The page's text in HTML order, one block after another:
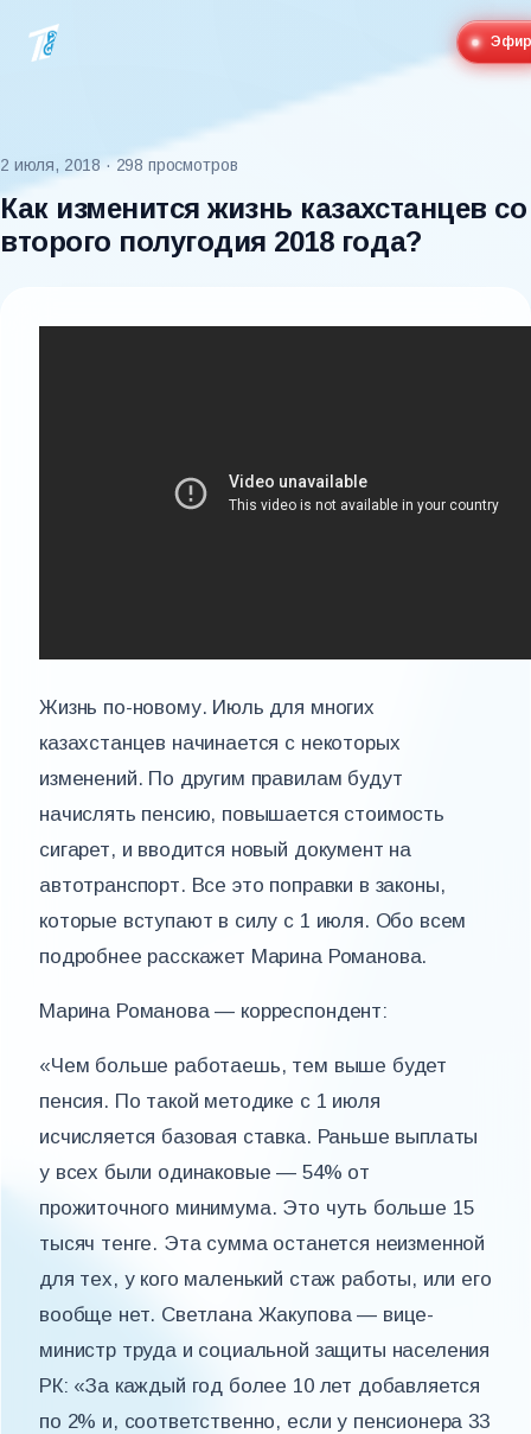
Эфир
2 июля, 2018 · 298 просмотров
Как изменится жизнь казахстанцев со
второго полугодия 2018 года?
Жизнь по-новому. Июль для многих
казахстанцев начинается с некоторых
изменений. По другим правилам будут
начислять пенсию, повышается стоимость
сигарет, и вводится новый документ на
автотранспорт. Все это поправки в законы,
которые вступают в силу с 1 июля. Обо всем
подробнее расскажет Марина Романова.
Марина Романова — корреспондент:
«Чем больше работаешь, тем выше будет
пенсия. По такой методике с 1 июля
исчисляется базовая ставка. Раньше выплаты
у всех были одинаковые — 54% от
прожиточного минимума. Это чуть больше 15
тысяч тенге. Эта сумма останется неизменной
для тех, у кого маленький стаж работы, или его
вообще нет. Светлана Жакупова — вице-
министр труда и социальной защиты населения
РК: «За каждый год более 10 лет добавляется
по 2% и, соответственно, если у пенсионера 33